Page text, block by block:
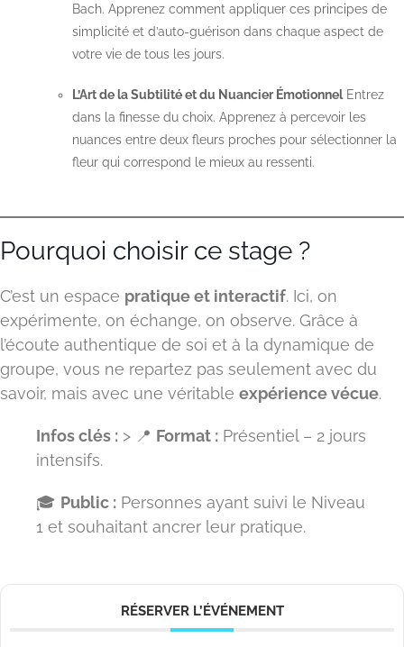
Bach. Apprenez comment appliquer ces principes de
simplicité et d’auto-guérison dans chaque aspect de
votre vie de tous les jours.
L’Art de la Subtilité et du Nuancier ÉmotionnelEntrez
dans la finesse du choix. Apprenez à percevoir les
nuances entre deux fleurs proches pour sélectionner la
fleur qui correspond le mieux au ressenti.
Pourquoi choisir ce stage ?
C’est un espace pratique et interactif. Ici, on
expérimente, on échange, on observe. Grâce à
l’écoute authentique de soi et à la dynamique de
groupe, vous ne repartez pas seulement avec du
savoir, mais avec une véritable expérience vécue.
Infos clés : > 📍 Format : Présentiel – 2 jours
intensifs.
🎓 Public : Personnes ayant suivi le Niveau
1 et souhaitant ancrer leur pratique.
RÉSERVER L’ÉVÉNEMENT